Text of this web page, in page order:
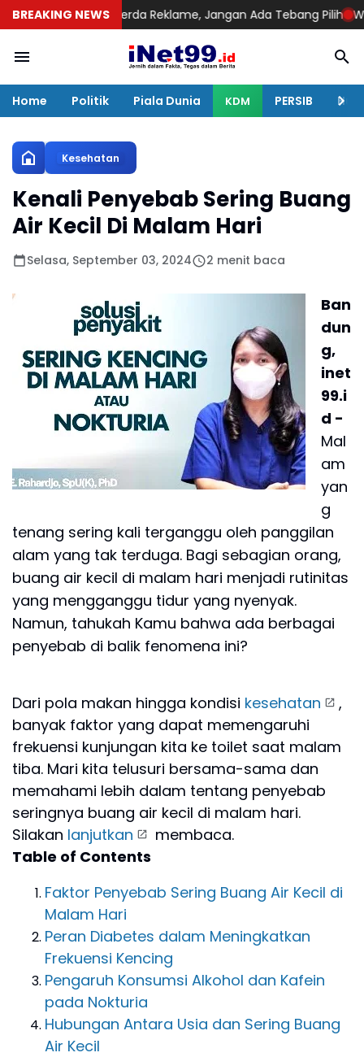
BREAKING NEWS
Perda Reklame, Jangan Ada Tebang Pilih Warga Lima
Home Politik Piala Dunia KDM PERSIB
Kesehatan
Kenali Penyebab Sering Buang
Air Kecil Di Malam Hari
Selasa, September 03, 2024 2 menit baca
Ban
dun
g,
inet
99.i
d -
Mal
am
yan
g
tenang sering kali terganggu oleh panggilan
alam yang tak terduga. Bagi sebagian orang,
buang air kecil di malam hari menjadi rutinitas
yang mengganggu tidur yang nyenyak.
Namun, tahukah Kamu bahwa ada berbagai
penyebab di balik fenomena ini?
Dari pola makan hingga kondisi kesehatan
,
banyak faktor yang dapat memengaruhi
frekuensi kunjungan kita ke toilet saat malam
tiba. Mari kita telusuri bersama-sama dan
memahami lebih dalam tentang penyebab
seringnya buang air kecil di malam hari.
Silakan lanjutkan
membaca.
Table of Contents
Faktor Penyebab Sering Buang Air Kecil di
Malam Hari
Peran Diabetes dalam Meningkatkan
Frekuensi Kencing
Pengaruh Konsumsi Alkohol dan Kafein
pada Nokturia
Hubungan Antara Usia dan Sering Buang
Air Kecil